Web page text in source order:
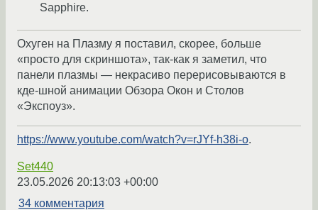
Sapphire.
Охуген на Плазму я поставил, скорее, больше
«просто для скриншота», так-как я заметил, что
панели плазмы — некрасиво перерисовываются в
кде-шной анимации Обзора Окон и Столов
«Экспоуз».
https://www.youtube.com/watch?v=rJYf-h38i-o.
Set440
23.05.2026 20:13:03 +00:00
34 комментария